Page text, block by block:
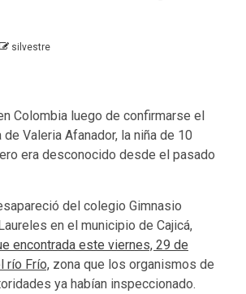
silvestre
Colombia luego de confirmarse el
Valeria Afanador, la niña de 10
era desconocido desde el pasado
del colegio Gimnasio
en el municipio de Cajicá,
encontrada este viernes, 29 de
río Frío, zona que los organismos de
ya habían inspeccionado.